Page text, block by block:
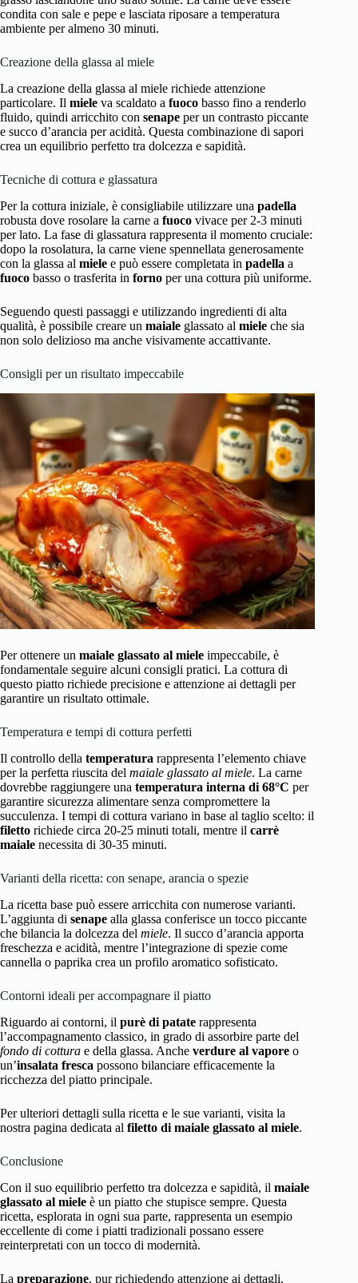
condita con sale e pepe e lasciata riposare a temperatura
ambiente per almeno 30 minuti.
Creazione della glassa al miele
La creazione della glassa al miele richiede attenzione
particolare. Il miele va scaldato a fuoco basso fino a renderlo
fluido, quindi arricchito con senape per un contrasto piccante
e succo d’arancia per acidità. Questa combinazione di sapori
crea un equilibrio perfetto tra dolcezza e sapidità.
Tecniche di cottura e glassatura
Per la cottura iniziale, è consigliabile utilizzare una padella
robusta dove rosolare la carne a fuoco vivace per 2-3 minuti
per lato. La fase di glassatura rappresenta il momento cruciale:
dopo la rosolatura, la carne viene spennellata generosamente
con la glassa al miele e può essere completata in padella a
fuoco basso o trasferita in forno per una cottura più uniforme.
Seguendo questi passaggi e utilizzando ingredienti di alta
qualità, è possibile creare un maiale glassato al miele che sia
non solo delizioso ma anche visivamente accattivante.
Consigli per un risultato impeccabile
Per ottenere un maiale glassato al miele impeccabile, è
fondamentale seguire alcuni consigli pratici. La cottura di
questo piatto richiede precisione e attenzione ai dettagli per
garantire un risultato ottimale.
Temperatura e tempi di cottura perfetti
Il controllo della temperatura rappresenta l’elemento chiave
per la perfetta riuscita del maiale glassato al miele. La carne
dovrebbe raggiungere una temperatura interna di 68°C per
garantire sicurezza alimentare senza compromettere la
succulenza. I tempi di cottura variano in base al taglio scelto: il
filetto richiede circa 20-25 minuti totali, mentre il carrè
maiale necessita di 30-35 minuti.
Varianti della ricetta: con senape, arancia o spezie
La ricetta base può essere arricchita con numerose varianti.
L’aggiunta di senape alla glassa conferisce un tocco piccante
che bilancia la dolcezza del miele. Il succo d’arancia apporta
freschezza e acidità, mentre l’integrazione di spezie come
cannella o paprika crea un profilo aromatico sofisticato.
Contorni ideali per accompagnare il piatto
Riguardo ai contorni, il purè di patate rappresenta
l’accompagnamento classico, in grado di assorbire parte del
fondo di cottura e della glassa. Anche verdure al vapore o
un’insalata fresca possono bilanciare efficacemente la
ricchezza del piatto principale.
Per ulteriori dettagli sulla ricetta e le sue varianti, visita la
nostra pagina dedicata al filetto di maiale glassato al miele.
Conclusione
Con il suo equilibrio perfetto tra dolcezza e sapidità, il maiale
glassato al miele è un piatto che stupisce sempre. Questa
ricetta, esplorata in ogni sua parte, rappresenta un esempio
eccellente di come i piatti tradizionali possano essere
reinterpretati con un tocco di modernità.
La preparazione, pur richiedendo attenzione ai dettagli,